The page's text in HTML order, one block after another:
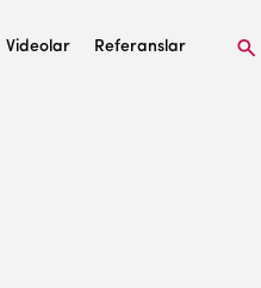
Videolar
Referanslar